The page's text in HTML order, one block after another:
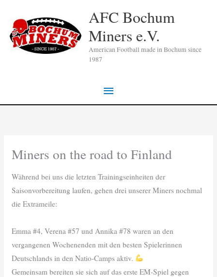
Inhalt
springen
AFC Bochum
Miners e.V.
American Football made in Bochum since
1987
Hauptmenü
Miners on the road to Finland
Während bei uns die letzten Trainingseinheiten der
Saisonvorbereitung laufen, gehen drei unserer Miners nochmal
die Extrameile:
Emma #4, Verena #57 und Annika #78 waren an den
vergangenen Wochenenden mit den besten Spielerinnen
Deutschlands in den Natio-Camps aktiv.
Gemeinsam bereiten sie sich auf das erste EM-Spiel gegen